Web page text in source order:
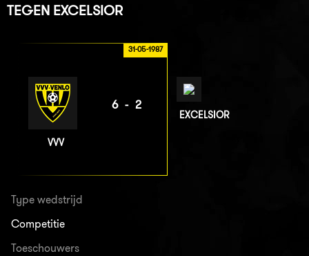
TEGEN EXCELSIOR
31-05-1987
VVV
6-2
EXCELSIOR
Type wedstrijd
Competitie
Toeschouwers